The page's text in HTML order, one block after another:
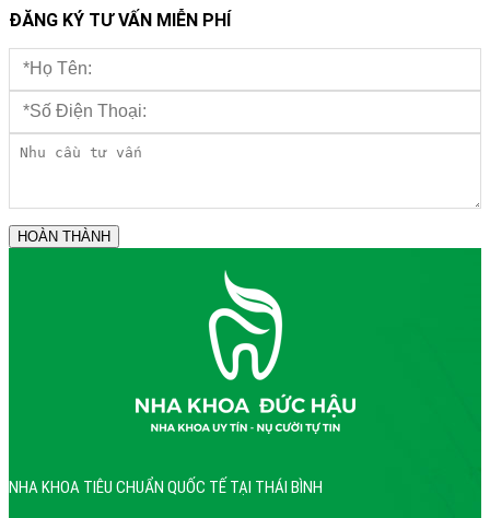
ĐĂNG KÝ TƯ VẤN MIỄN PHÍ
NHA KHOA TIÊU CHUẨN QUỐC TẾ TẠI THÁI BÌNH